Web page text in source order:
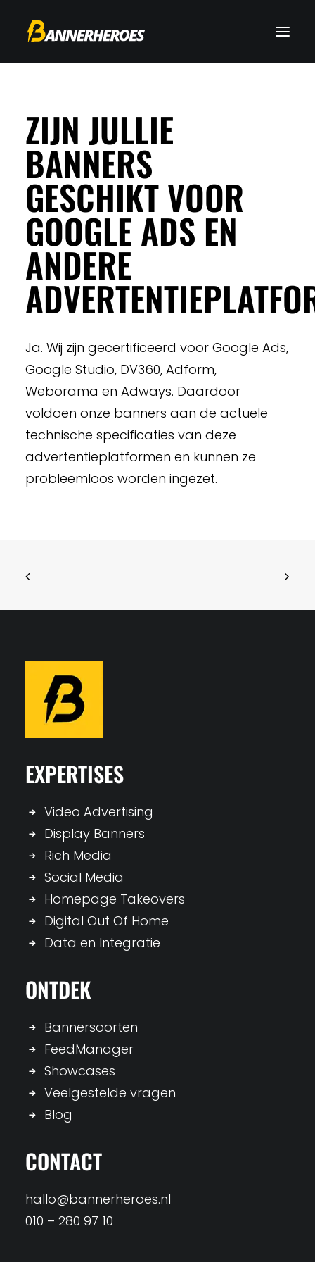
ZIJN JULLIE
BANNERS
GESCHIKT VOOR
GOOGLE ADS EN
ANDERE
Ja. Wij zijn gecertificeerd voor Google Ads,
Google Studio, DV360, Adform,
Weborama en Adways. Daardoor
voldoen onze banners aan de actuele
technische specificaties van deze
advertentieplatformen en kunnen ze
probleemloos worden ingezet.
EXPERTISES
Video Advertising
Display Banners
Rich Media
Social Media
Homepage Takeovers
Digital Out Of Home
Data en Integratie
ONTDEK
Bannersoorten
FeedManager
Showcases
Veelgestelde vragen
Blog
CONTACT
hallo@bannerheroes.nl
010 – 280 97 10